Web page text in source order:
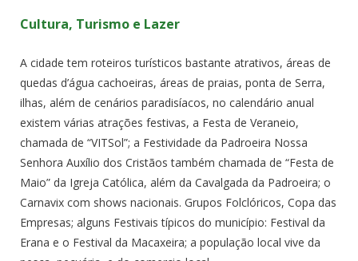
Cultura, Turismo e Lazer
A cidade tem roteiros turísticos bastante atrativos, áreas de
quedas d’água cachoeiras, áreas de praias, ponta de Serra,
ilhas, além de cenários paradisíacos, no calendário anual
existem várias atrações festivas, a Festa de Veraneio,
chamada de “VITSol”; a Festividade da Padroeira Nossa
Senhora Auxílio dos Cristãos também chamada de “Festa de
Maio” da Igreja Católica, além da Cavalgada da Padroeira; o
Carnavix com shows nacionais. Grupos Folclóricos, Copa das
Empresas; alguns Festivais típicos do município: Festival da
Erana e o Festival da Macaxeira; a população local vive da